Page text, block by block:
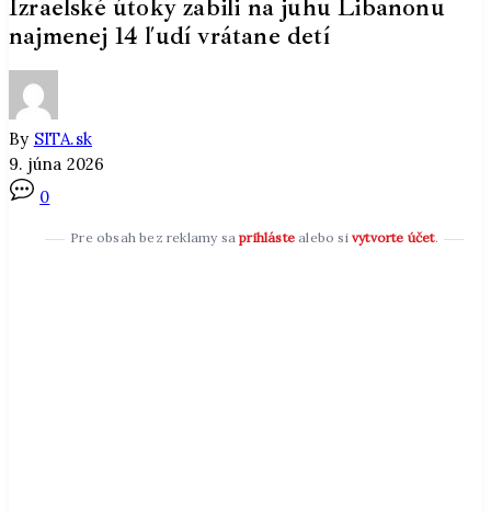
Izraelské útoky zabili na juhu Libanonu
najmenej 14 ľudí vrátane detí
By SITA.sk
9. júna 2026
0
Pre obsah bez reklamy saprihláste alebo si vytvorte účet.